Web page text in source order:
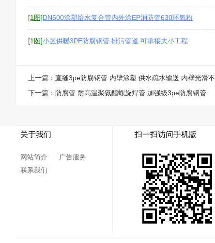
[1图]DN600涂塑给水复合管内外涂EP消防管630环氧粉
末防腐螺
[1图]小区供暖3PE防腐钢管 排污管道 可承接大小工程
上一篇： 直缝3pe防腐钢管 内壁涂塑 供水疏水输送 内壁光滑不
下一篇： 防腐管 耐高温聚氨酯螺旋焊管 加强级3pe防腐钢管
关于我们
网站简介
广告服务
联系我们
扫一扫访问手机版